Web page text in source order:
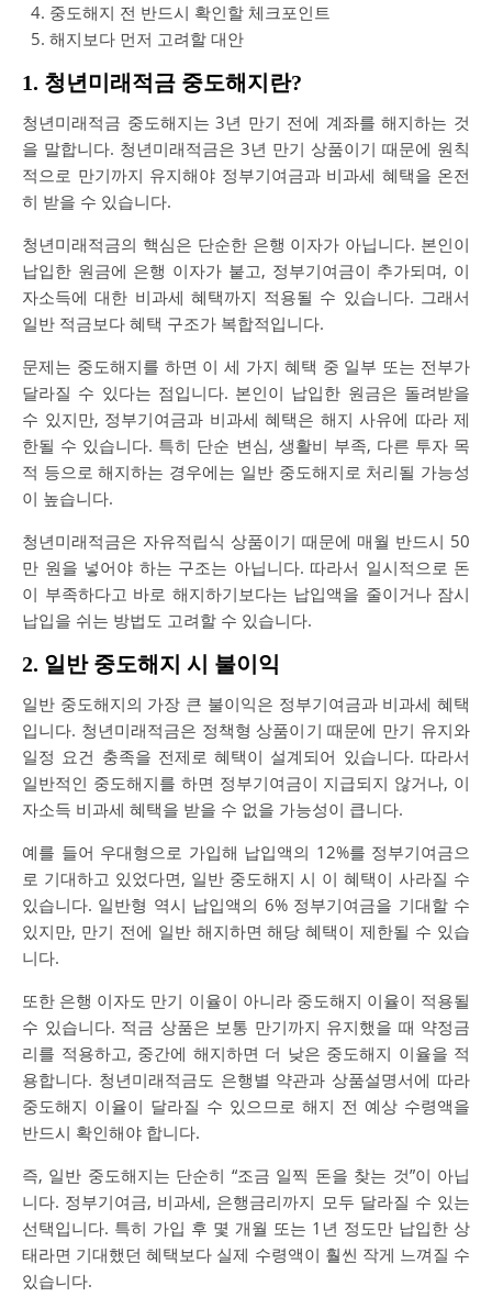
중도해지 전 반드시 확인할 체크포인트
해지보다 먼저 고려할 대안
1. 청년미래적금 중도해지란?
청년미래적금 중도해지는 3년 만기 전에 계좌를 해지하는 것
을 말합니다. 청년미래적금은 3년 만기 상품이기 때문에 원칙
적으로 만기까지 유지해야 정부기여금과 비과세 혜택을 온전
히 받을 수 있습니다.
청년미래적금의 핵심은 단순한 은행 이자가 아닙니다. 본인이
납입한 원금에 은행 이자가 붙고, 정부기여금이 추가되며, 이
자소득에 대한 비과세 혜택까지 적용될 수 있습니다. 그래서
일반 적금보다 혜택 구조가 복합적입니다.
문제는 중도해지를 하면 이 세 가지 혜택 중 일부 또는 전부가
달라질 수 있다는 점입니다. 본인이 납입한 원금은 돌려받을
수 있지만, 정부기여금과 비과세 혜택은 해지 사유에 따라 제
한될 수 있습니다. 특히 단순 변심, 생활비 부족, 다른 투자 목
적 등으로 해지하는 경우에는 일반 중도해지로 처리될 가능성
이 높습니다.
청년미래적금은 자유적립식 상품이기 때문에 매월 반드시 50
만 원을 넣어야 하는 구조는 아닙니다. 따라서 일시적으로 돈
이 부족하다고 바로 해지하기보다는 납입액을 줄이거나 잠시
납입을 쉬는 방법도 고려할 수 있습니다.
2. 일반 중도해지 시 불이익
일반 중도해지의 가장 큰 불이익은 정부기여금과 비과세 혜택
입니다. 청년미래적금은 정책형 상품이기 때문에 만기 유지와
일정 요건 충족을 전제로 혜택이 설계되어 있습니다. 따라서
일반적인 중도해지를 하면 정부기여금이 지급되지 않거나, 이
자소득 비과세 혜택을 받을 수 없을 가능성이 큽니다.
예를 들어 우대형으로 가입해 납입액의 12%를 정부기여금으
로 기대하고 있었다면, 일반 중도해지 시 이 혜택이 사라질 수
있습니다. 일반형 역시 납입액의 6% 정부기여금을 기대할 수
있지만, 만기 전에 일반 해지하면 해당 혜택이 제한될 수 있습
니다.
또한 은행 이자도 만기 이율이 아니라 중도해지 이율이 적용될
수 있습니다. 적금 상품은 보통 만기까지 유지했을 때 약정금
리를 적용하고, 중간에 해지하면 더 낮은 중도해지 이율을 적
용합니다. 청년미래적금도 은행별 약관과 상품설명서에 따라
중도해지 이율이 달라질 수 있으므로 해지 전 예상 수령액을
반드시 확인해야 합니다.
즉, 일반 중도해지는 단순히 “조금 일찍 돈을 찾는 것”이 아닙
니다. 정부기여금, 비과세, 은행금리까지 모두 달라질 수 있는
선택입니다. 특히 가입 후 몇 개월 또는 1년 정도만 납입한 상
태라면 기대했던 혜택보다 실제 수령액이 훨씬 작게 느껴질 수
있습니다.